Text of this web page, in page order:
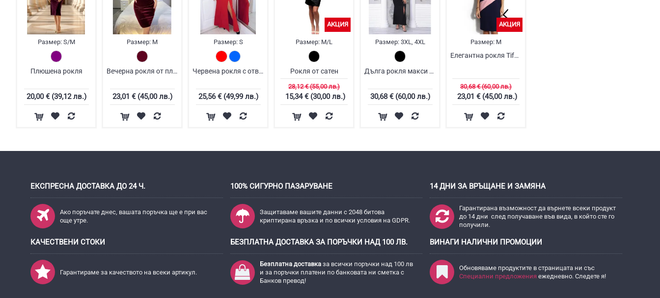
Размер:S/M
Плюшена рокля
20,00 € (39,12 лв.)
Размер: M
Вечерна рокля от плюш
23,01 € (45,00 лв.)
Размер:S
Червена рокля с отворени рамене
25,56 € (49,99 лв.)
АКЦИЯ
Размер: M/L
Рокля от сатен
28,12 € (55,00 лв.)
15,34 € (30,00 лв.)
Размер:3XL, 4XL
Дълга рокля макси размери
30,68 € (60,00 лв.)
АКЦИЯ
Размер: M
Елегантна рокля Tifany
30,68 € (60,00 лв.)
23,01 € (45,00 лв.)
ЕКСПРЕСНА ДОСТАВКА ДО 24 Ч.
Ако поръчате днес, вашата поръчка ще е при вас
още утре.
100% СИГУРНО ПАЗАРУВАНЕ
Защитаваме вашите данни с 2048 битова
криптирана връзка и по всички условия на GDPR.
14 ДНИ ЗА ВРЪЩАНЕ И ЗАМЯНА
Гарантирана възможност да върнете всеки продукт
до 14 дни след получаване във вида, в който сте го
получили.
КАЧЕСТВЕНИ СТОКИ
Гарантираме за качеството на всеки артикул.
БЕЗПЛАТНА ДОСТАВКА ЗА ПОРЪЧКИ НАД 100 ЛВ.
Безплатна доставказа всички поръчки над 100 лв
и за поръчки платени по банковата ни сметка с
Банков превод!
ВИНАГИ НАЛИЧНИ ПРОМОЦИИ
Обновяваме продуктите в страницата ни със
Специални предложения ежедневно. Следете я!